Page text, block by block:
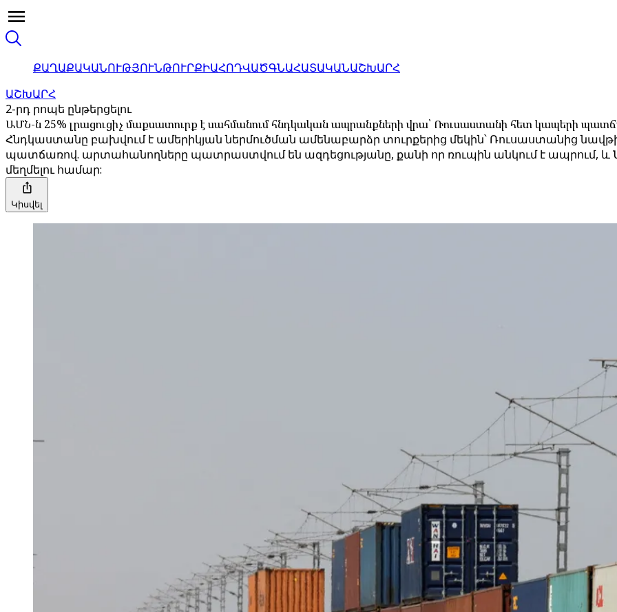
ՔԱՂԱՔԱԿԱՆՈՒԹՅՈՒՆԹՈՒՐՔԻԱՀՈԴՎԱԾԳՆԱՀԱՏԱԿԱՆԱՇԽԱՐՀ
ԱՇԽԱՐՀ
2-րդ րոպե ընթերցելու
ԱՄՆ-ն 25% լրացուցիչ մաքսատուրք է սահմանում հնդկական ապրանքների վրա՝ Ռուսաստանի հետ կապերի
Հնդկաստանը բախվում է ամերիկյան ներմուծման ամենաբարձր տուրքերից մեկին՝ Ռուսաստանից
պատճառով. արտահանողները պատրաստվում են ազդեցությանը, քանի որ ռուպին անկում է ապրում, և
մեղմելու համար:
Կիսվել